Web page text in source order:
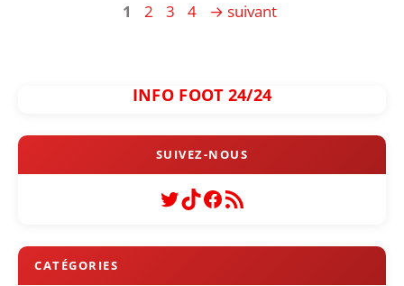
Page
1 Page
2 Page
3 Page
4 → suivant
INFO FOOT 24/24
Twitter
TikTok
Facebook
Flux RSS